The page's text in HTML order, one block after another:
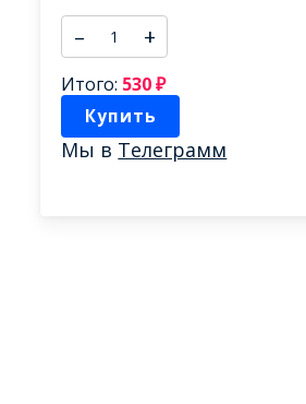
– +
Итого: 530₽
Купить
Мы в Телеграмм